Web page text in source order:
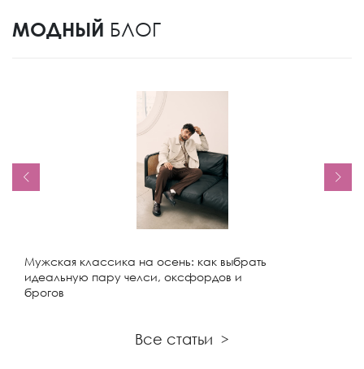
МОДНЫЙ БЛОГ
Мужская классика на осень: как выбрать
идеальную пару челси, оксфордов и
брогов
Все статьи >